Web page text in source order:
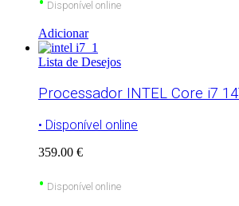
Disponível online
Adicionar
Lista de Desejos
Processador INTEL Core i7
• Disponível online
359.00 €
• Disponível online